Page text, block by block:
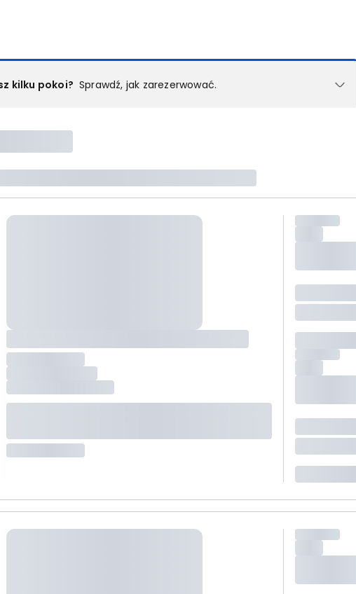
kilku pokoi? Sprawdź, jak zarezerwować.
listy i zarezerwuj ją. Zrób oddzielne rezerwacje dla każdego kolejnego pokoju
by złożyć zamówienie u naszego doradcy.
kolejnych osób, osiągnąłeś(-aś) maksymalny limit dla 1 pokoju.